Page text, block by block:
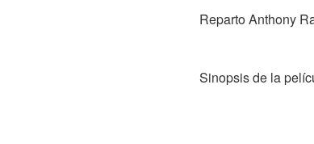
Reparto Anthony
Sinopsis de la